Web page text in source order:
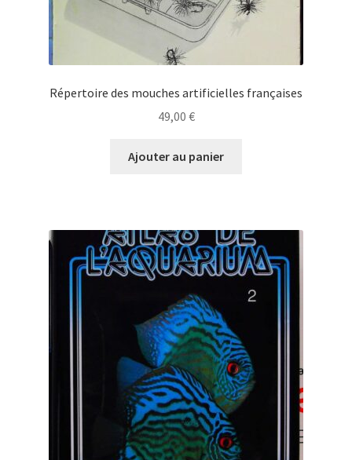
Répertoire des mouches artificielles françaises
49,00 €
Ajouter au panier